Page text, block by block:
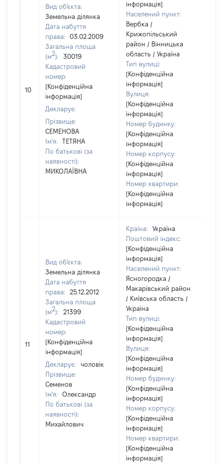
10
Вид об'єкта:
Земельна ділянка
Дата набуття
права:
03.02.2009
Загальна площа
(м2):
30019
Кадастровий
номер:
[Конфіденційна
інформація]
Декларує:
Прізвище:
СЕМЕНОВА
Ім'я:
ТЕТЯНА
По батькові (за
наявності):
МИКОЛАЇВНА
інформація]
Населений пункт:
Вербка /
Крижопільський
район / Вінницька
область / Україна
Тип вулиці:
[Конфіденційна
інформація]
Вулиця:
[Конфіденційна
інформація]
Номер будинку:
[Конфіденційна
інформація]
Номер корпусу:
[Конфіденційна
інформація]
Номер квартири:
[Конфіденційна
інформація]
11
Вид об'єкта:
Земельна ділянка
Дата набуття
права:
25.12.2012
Загальна площа
(м2):
21399
Кадастровий
номер:
[Конфіденційна
інформація]
Декларує:
чоловік
Прізвище:
Семенов
Ім'я:
Олександр
По батькові (за
наявності):
Михайлович
Країна:
Україна
Поштовий індекс:
[Конфіденційна
інформація]
Населений пункт:
Ясногородка /
Макарівський район
/ Київська область /
Україна
Тип вулиці:
[Конфіденційна
інформація]
Вулиця:
[Конфіденційна
інформація]
Номер будинку:
[Конфіденційна
інформація]
Номер корпусу:
[Конфіденційна
інформація]
Номер квартири:
[Конфіденційна
інформація]